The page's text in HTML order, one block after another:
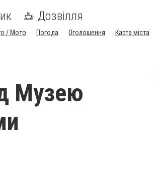
Дозвілля
/ Мото Погода Оголошення Карта міста
Музею